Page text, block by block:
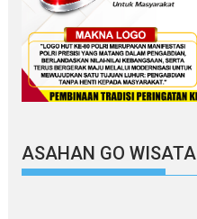
ASAHAN GO WISATA